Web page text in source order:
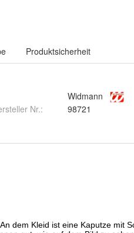
Produktsicherheit
Widmann
Nr.:
98721